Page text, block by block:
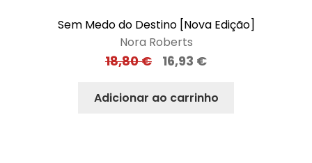
Sem Medo do Destino [Nova Edição]
Nora Roberts
18,80€ 16,93 €
Adicionar ao carrinho